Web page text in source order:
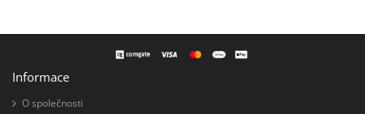
Informace
O společnosti